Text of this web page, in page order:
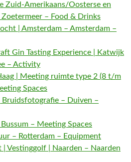
Zuid-Amerikaans/Oosterse en
– Food & Drinks
| Amsterdam – Amsterdam –
Gin Tasting Experience | Katwijk
– Activity
| Meeting ruimte type 2 (8 t/m
Spaces
Bruidsfotografie – Duiven –
– Meeting Spaces
– Rotterdam – Equipment
| Vestinggolf | Naarden – Naarden